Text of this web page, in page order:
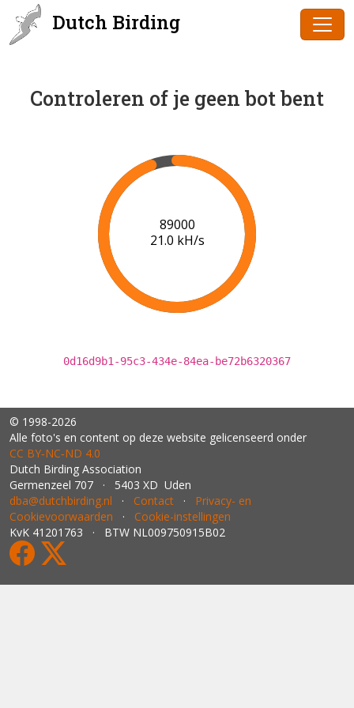
Dutch Birding
Controleren of je geen bot bent
91000
21.1 kH/s
0d16d9b1-95c3-434e-84ea-be72b6320367
© 1998-2026
Alle foto's en content op deze website gelicenseerd onder
CC BY‑NC‑ND 4.0
Dutch Birding Association
Germenzeel 707 · 5403 XD Uden
dba@dutchbirding.nl · Contact · Privacy- en
Cookievoorwaarden · Cookie-instellingen
KvK 41201763 · BTW NL009750915B02